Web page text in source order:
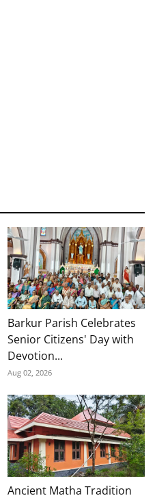
Barkur Parish Celebrates
Senior Citizens' Day with
Devotion...
Aug 02, 2026
Ancient Matha Tradition